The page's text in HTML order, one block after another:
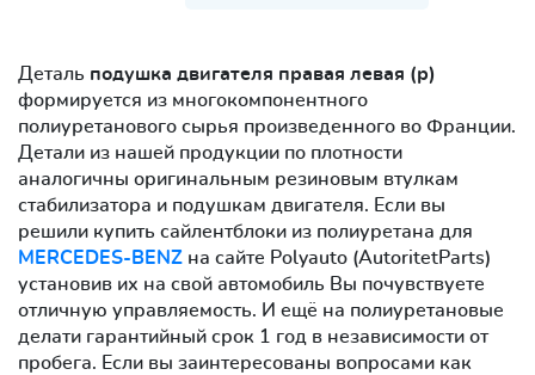
Деталь подушка двигателя правая левая (р)
формируется из многокомпонентного
полиуретанового сырья произведенного во Франции.
Детали из нашей продукции по плотности
аналогичны оригинальным резиновым втулкам
стабилизатора и подушкам двигателя. Если вы
решили купить сайлентблоки из полиуретана для
MERCEDES-BENZ на сайте Polyauto (AutoritetParts)
установив их на свой автомобиль Вы почувствуете
отличную управляемость. И ещё на полиуретановые
делати гарантийный срок 1 год в независимости от
пробега. Если вы заинтересованы вопросами как